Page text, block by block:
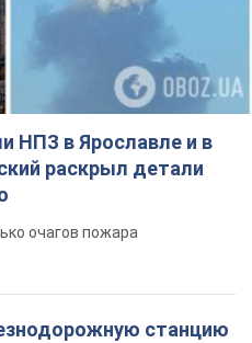
НПЗ в Ярославле и в
раскрыл детали
очагов пожара
станцию